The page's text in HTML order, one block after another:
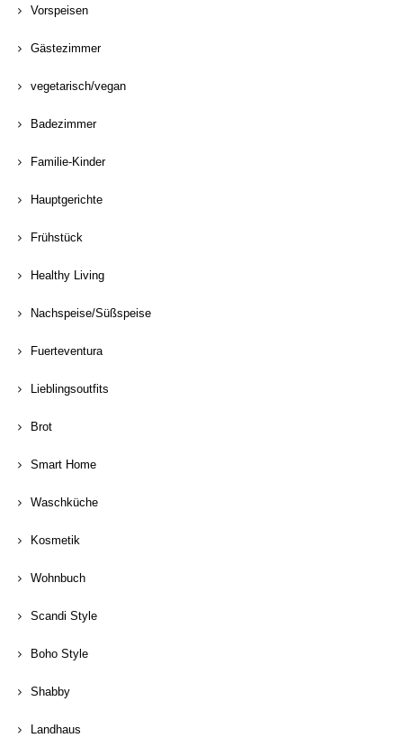
Vorspeisen
Gästezimmer
vegetarisch/vegan
Badezimmer
Familie-Kinder
Hauptgerichte
Frühstück
Healthy Living
Nachspeise/Süßspeise
Fuerteventura
Lieblingsoutfits
Brot
Smart Home
Waschküche
Kosmetik
Wohnbuch
Scandi Style
Boho Style
Shabby
Landhaus